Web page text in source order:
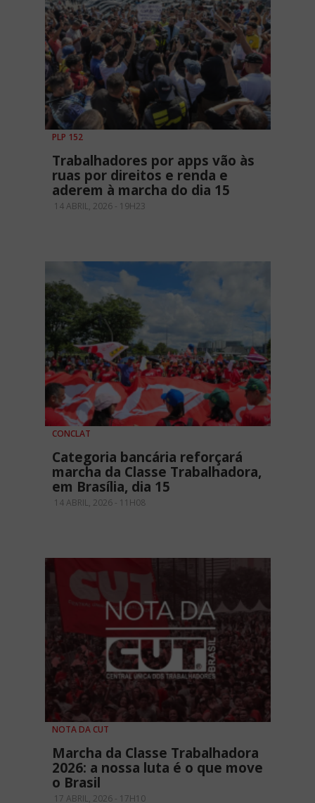
PLP 152
Trabalhadores por apps vão às
ruas por direitos e renda e
aderem à marcha do dia 15
14 ABRIL, 2026 - 19H23
CONCLAT
Categoria bancária reforçará
marcha da Classe Trabalhadora,
em Brasília, dia 15
14 ABRIL, 2026 - 11H08
NOTA DA CUT
Marcha da Classe Trabalhadora
2026: a nossa luta é o que move
o Brasil
17 ABRIL, 2026 - 17H10